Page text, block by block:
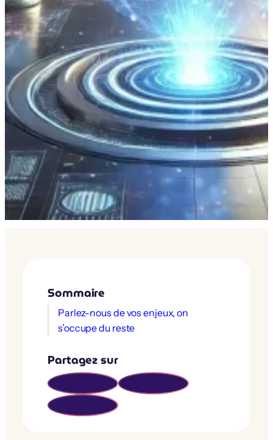
Sommaire
Parlez-nous de vos enjeux, on
s’occupe du reste
Partagez sur